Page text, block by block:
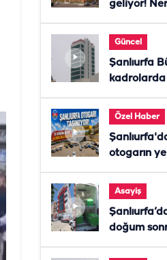
geliyor!
Güncel
Şanlıurfa
Özel Haber
otogarın
Asayiş
doğum